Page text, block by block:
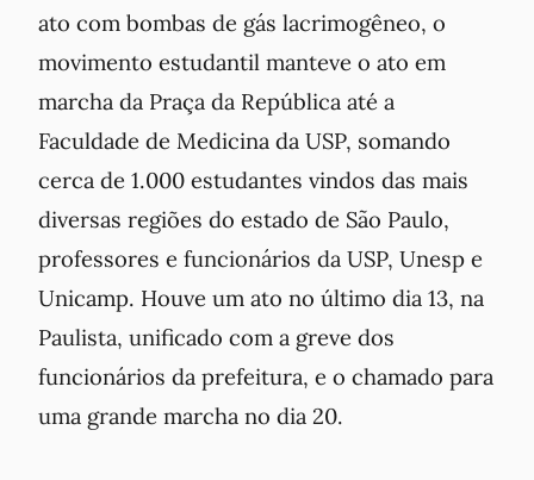
ato com bombas de gás lacrimogêneo, o
movimento estudantil manteve o ato em
marcha da Praça da República até a
Faculdade de Medicina da USP, somando
cerca de 1.000 estudantes vindos das mais
diversas regiões do estado de São Paulo,
professores e funcionários da USP, Unesp e
Unicamp. Houve um ato no último dia 13, na
Paulista, unificado com a greve dos
funcionários da prefeitura, e o chamado para
uma grande marcha no dia 20.